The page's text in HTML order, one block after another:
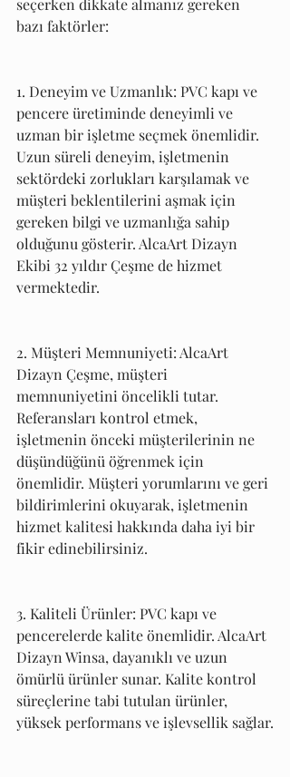
seçerken dikkate almanız gereken
bazı faktörler:
1. Deneyim ve Uzmanlık: PVC kapı ve
pencere üretiminde deneyimli ve
uzman bir işletme seçmek önemlidir.
Uzun süreli deneyim, işletmenin
sektördeki zorlukları karşılamak ve
müşteri beklentilerini aşmak için
gereken bilgi ve uzmanlığa sahip
olduğunu gösterir. AlcaArt Dizayn
Ekibi 32 yıldır Çeşme de hizmet
vermektedir.
2. Müşteri Memnuniyeti: AlcaArt
Dizayn Çeşme, müşteri
memnuniyetini öncelikli tutar.
Referansları kontrol etmek,
işletmenin önceki müşterilerinin ne
düşündüğünü öğrenmek için
önemlidir. Müşteri yorumlarını ve geri
bildirimlerini okuyarak, işletmenin
hizmet kalitesi hakkında daha iyi bir
fikir edinebilirsiniz.
3. Kaliteli Ürünler: PVC kapı ve
pencerelerde kalite önemlidir. AlcaArt
Dizayn Winsa, dayanıklı ve uzun
ömürlü ürünler sunar. Kalite kontrol
süreçlerine tabi tutulan ürünler,
yüksek performans ve işlevsellik sağlar.